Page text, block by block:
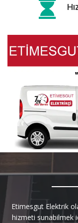
Etimesgut Elektrik
hizmeti sunabilmek